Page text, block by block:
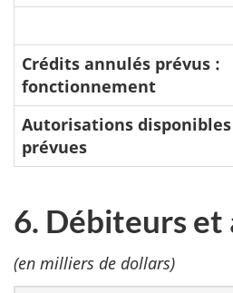
Crédits annulés prévus :
fonctionnement
Autorisations disponibles
prévues
6. Débiteurs et
(en milliers de dollars)